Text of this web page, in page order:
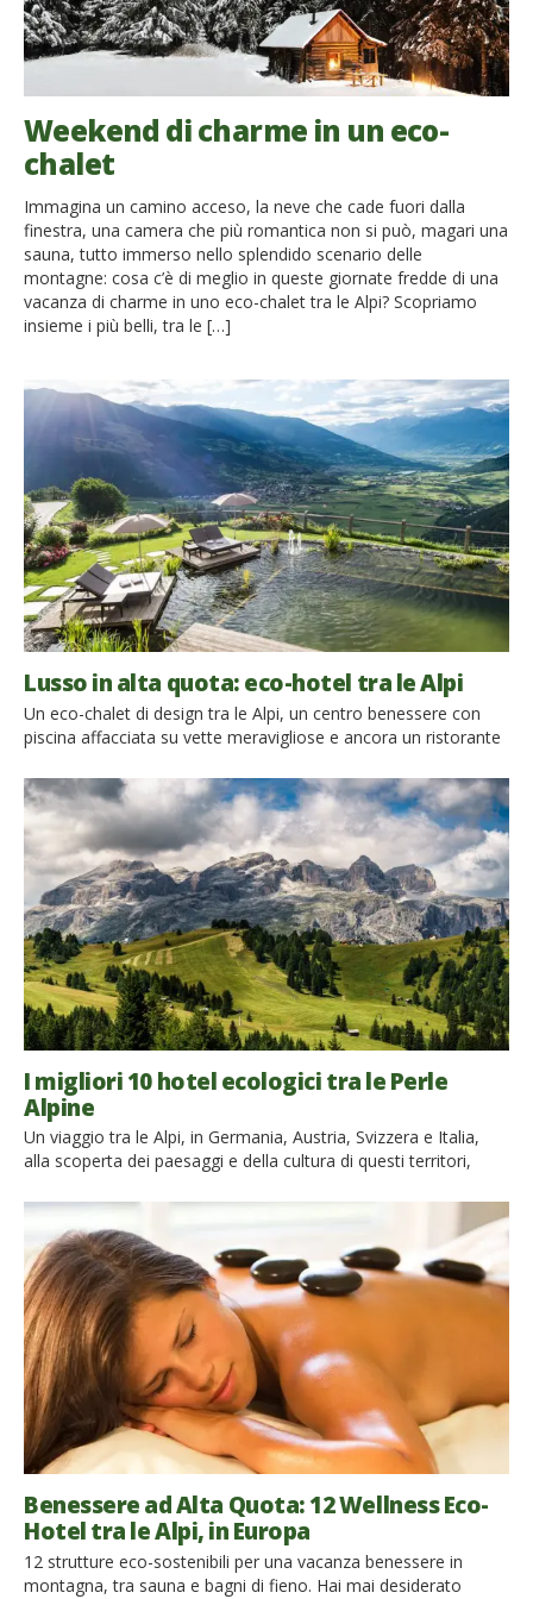
Weekend di charme in un eco-
chalet
Immagina un camino acceso, la neve che cade fuori dalla
finestra, una camera che più romantica non si può, magari una
sauna, tutto immerso nello splendido scenario delle
montagne: cosa c’è di meglio in queste giornate fredde di una
vacanza di charme in uno eco-chalet tra le Alpi? Scopriamo
insieme i più belli, tra le […]
Lusso in alta quota: eco-hotel tra le Alpi
Un eco-chalet di design tra le Alpi, un centro benessere con
piscina affacciata su vette meravigliose e ancora un ristorante
speciali tra le Alpi dove il lusso si sposa con il rispetto della
natura per offrirti così un weekend davvero indimenticabile.
Piscina con vista in Val […]
I migliori 10 hotel ecologici tra le Perle
Alpine
Un viaggio tra le Alpi, in Germania, Austria, Svizzera e Italia,
alla scoperta dei paesaggi e della cultura di questi territori,
sostenibilità ambientale: godetevi tutti i comfort, in armonia
con la natura! 1. Peterwieshof – Val di Funes – Italia Nella
splendida cornice della Val di […]
Benessere ad Alta Quota: 12 Wellness Eco-
Hotel tra le Alpi, in Europa
12 strutture eco-sostenibili per una vacanza benessere in
montagna, tra sauna e bagni di fieno. Hai mai desiderato